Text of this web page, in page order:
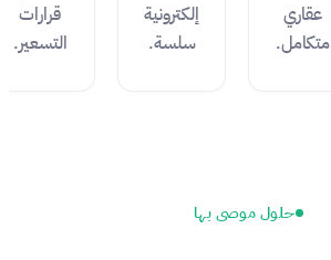
عقاري
متكامل.
إلكترونية
سلسة.
قرارات
التسعير.
حلول موصى بها